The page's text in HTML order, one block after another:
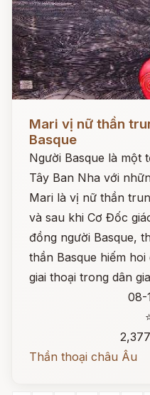
Mari vị nữ thần
Basque
Người Basque là một
Tây Ban Nha với
Mari là vị nữ thần
và sau khi Cơ Đốc
đồng người Basque,
thần Basque hiếm
giai thoại trong dân
08-
Thần thoại châu Âu